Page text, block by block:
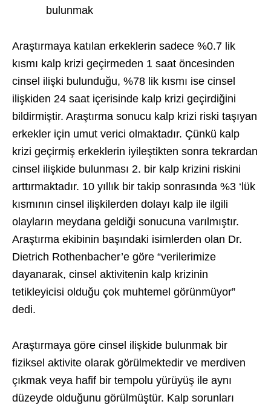
bulunmak
Araştırmaya katılan erkeklerin sadece %0.7 lik
kısmı kalp krizi geçirmeden 1 saat öncesinden
cinsel ilişki bulunduğu, %78 lik kısmı ise cinsel
ilişkiden 24 saat içerisinde kalp krizi geçirdiğini
bildirmiştir. Araştırma sonucu kalp krizi riski taşıyan
erkekler için umut verici olmaktadır. Çünkü kalp
krizi geçirmiş erkeklerin iyileştikten sonra tekrardan
cinsel ilişkide bulunması 2. bir kalp krizini riskini
arttırmaktadır. 10 yıllık bir takip sonrasında %3 ‘lük
kısmının cinsel ilişkilerden dolayı kalp ile ilgili
olayların meydana geldiği sonucuna varılmıştır.
Araştırma ekibinin başındaki isimlerden olan Dr.
Dietrich Rothenbacher’e göre “verilerimize
dayanarak, cinsel aktivitenin kalp krizinin
tetikleyicisi olduğu çok muhtemel görünmüyor”
dedi.
Araştırmaya göre cinsel ilişkide bulunmak bir
fiziksel aktivite olarak görülmektedir ve merdiven
çıkmak veya hafif bir tempolu yürüyüş ile aynı
düzeyde olduğunu görülmüştür. Kalp sorunları